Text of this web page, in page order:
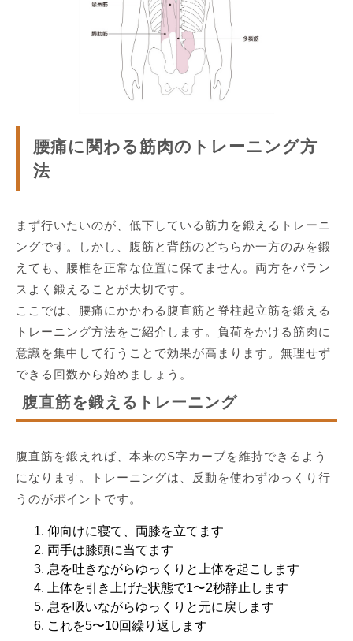
腰痛に関わる筋肉のトレーニング方
法
まず行いたいのが、低下している筋力を鍛えるトレーニ
ングです。しかし、腹筋と背筋のどちらか一方のみを鍛
えても、腰椎を正常な位置に保てません。両方をバラン
スよく鍛えることが大切です。
ここでは、腰痛にかかわる腹直筋と脊柱起立筋を鍛える
トレーニング方法をご紹介します。負荷をかける筋肉に
意識を集中して行うことで効果が高まります。無理せず
できる回数から始めましょう。
腹直筋を鍛えるトレーニング
腹直筋を鍛えれば、本来のS字カーブを維持できるよう
になります。トレーニングは、反動を使わずゆっくり行
うのがポイントです。
仰向けに寝て、両膝を立てます
両手は膝頭に当てます
息を吐きながらゆっくりと上体を起こします
上体を引き上げた状態で1〜2秒静止します
息を吸いながらゆっくりと元に戻します
これを5〜10回繰り返します